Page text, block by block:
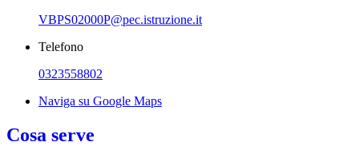
VBPS02000P@pec.istruzione.it
Telefono
0323558802
Naviga su Google Maps
Cosa serve